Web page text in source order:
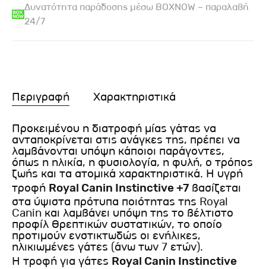
Δυνατότητα παράδοσης μέσω BOXNOW – παραλαβή
24/7
Περιγραφή Χαρακτηριστικά
Προκειμένου η διατροφή μίας γάτας να
ανταποκρίνεται στις ανάγκες της, πρέπει να
λαμβάνονται υπόψη κάποιοι παράγοντες,
όπως η ηλικία, η φυσιολογία, η φυλή, ο τρόπος
ζωής και τα ατομικά χαρακτηριστικά. Η υγρή
τροφή Royal Canin Instinctive +7 βασίζεται
στα ύψιστα πρότυπα ποιότητας της Royal
Canin και λαμβάνει υπόψη της το βέλτιστο
προφίλ θρεπτικών συστατικών, το οποίο
προτιμούν ενστικτωδώς οι ενήλικες,
ηλικιωμένες γάτες (άνω των 7 ετών).
Η τροφή για γάτες Royal Canin Instinctive